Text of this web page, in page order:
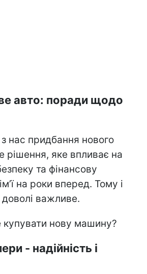
авто: поради щодо
нас придбання нового
рішення, яке впливає на
та фінансову
на роки вперед. Тому і
важливе.
нову машину?
- надійність і